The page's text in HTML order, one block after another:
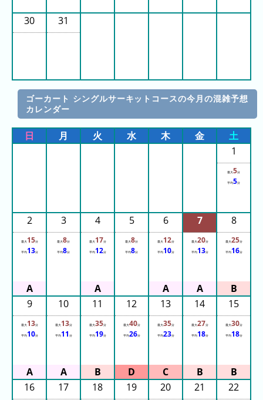
待
ち
ン
ク
集
ピ
ュ
ン
ド
東
京
ナ
ガ
ス
パ
ー
八
30 31
ゴーカート シングルサーキットコースの今月の混雑予想
カレンダー
日 月 火 水 木 金
土
1
最大5分
平均5分
2
最大15分
平均13分
3
最大8分
平均8分
4
最大17分
平均12分
5
最大8分
平均8分
6
最大12分
平均10分
7
最大20分
平均13分
8
最大25分
平均16分
9
最大13分
平均10分
10
最大13分
平均11 分
11
最大35分
平均19分
12
最大40分
平均26分
13
最大35分
平均23分
14
最大27分
平均18分
15
最大30分
平均18分
16 17 18 19 20 21 22